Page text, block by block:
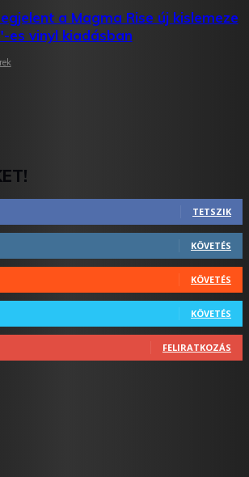
a Magma Rise új kislemeze
es vinyl kiadásban
TETSZIK
KÖVETÉS
KÖVETÉS
KÖVETÉS
FELIRATKOZÁS